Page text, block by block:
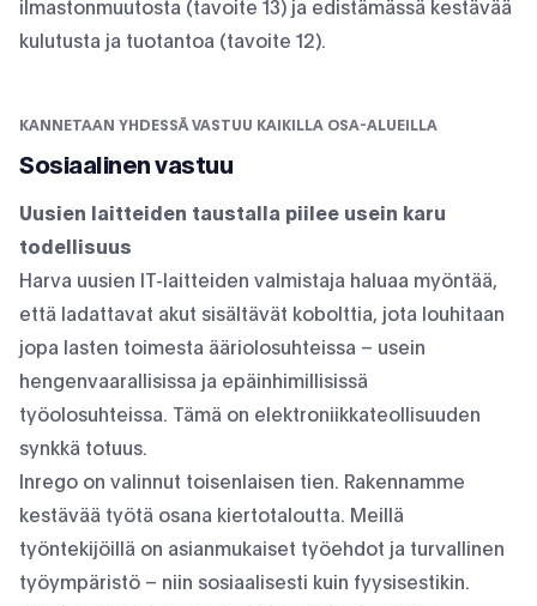
ilmastonmuutosta (tavoite 13) ja edistämässä kestävää
kulutusta ja tuotantoa (tavoite 12).
KANNETAAN YHDESSÄ VASTUU KAIKILLA OSA-ALUEILLA
Sosiaalinen vastuu
Uusien laitteiden taustalla piilee usein karu
todellisuus
Harva uusien IT-laitteiden valmistaja haluaa myöntää,
että ladattavat akut sisältävät kobolttia, jota louhitaan
jopa lasten toimesta ääriolosuhteissa – usein
hengenvaarallisissa ja epäinhimillisissä
työolosuhteissa. Tämä on elektroniikkateollisuuden
synkkä totuus.
Inrego on valinnut toisenlaisen tien. Rakennamme
kestävää työtä osana kiertotaloutta. Meillä
työntekijöillä on asianmukaiset työehdot ja turvallinen
työympäristö – niin sosiaalisesti kuin fyysisestikin.